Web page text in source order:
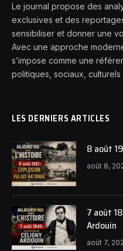
Le journal propose des
exclusives et des
sensibiliser et donner une
Avec une approche
s’impose comme une
politiques, sociaux,
LES DERNIERS ARTICLES
8 août
août 8,
7 août
Ardouin
août 7,